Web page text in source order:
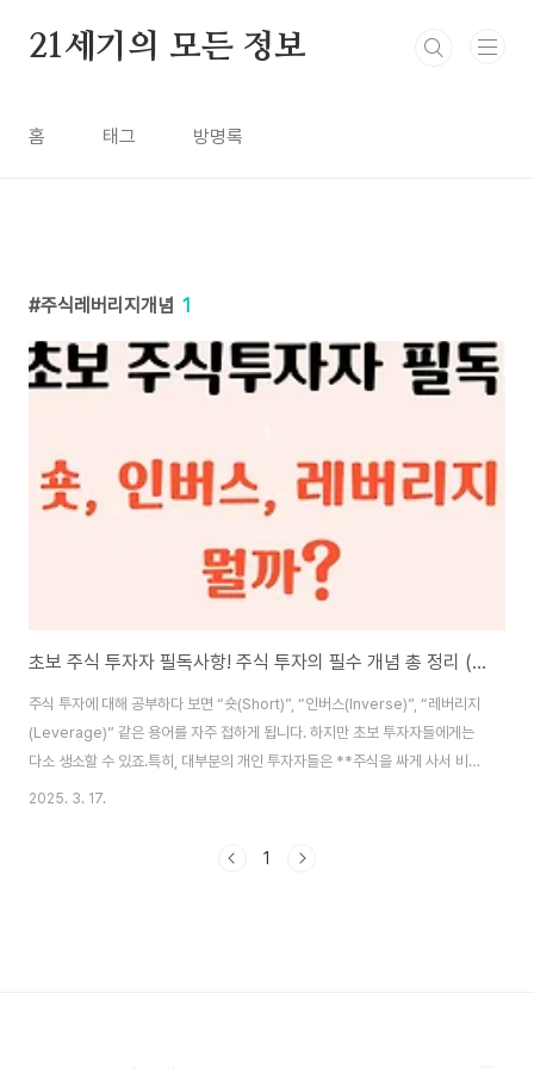
21세기의 모든 정보
홈 태그 방명록
주식레버리지개념 1
초보 주식 투자자 필독사항! 주식 투자의 필수 개념 총 정리 (숏, 인버스, 레버리지 까지)
주식 투자에 대해 공부하다 보면 “숏(Short)”, “인버스(Inverse)”, “레버리지
(Leverage)” 같은 용어를 자주 접하게 됩니다. 하지만 초보 투자자들에게는
다소 생소할 수 있죠.특히, 대부분의 개인 투자자들은 **주식을 싸게 사서 비싸
게 파는 방식(롱 포지션, Long Position)**을 주로 활용합니다. 하지만 주식
을 내는 방법도 알아둘 필요가 있습니다.그런 의미에서 “숏”과 “인버스” 전략
2025. 3. 17.
1